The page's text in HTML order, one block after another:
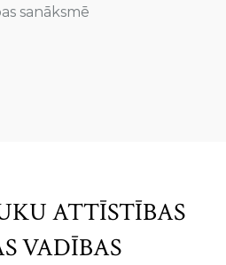
sanāksmē
ATTĪSTĪBAS
VADĪBAS